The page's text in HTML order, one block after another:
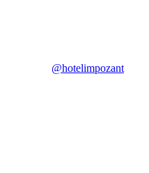
@hotelimpozant